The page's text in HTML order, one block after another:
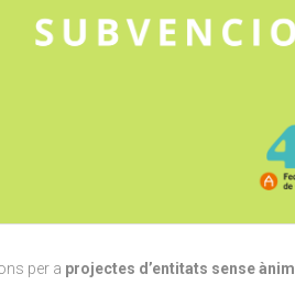
per a projectes d’entitats sense